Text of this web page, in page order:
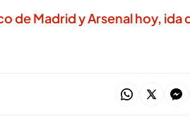
de Madrid y Arsenal hoy, ida